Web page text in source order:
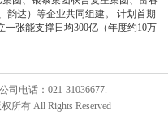
韵达）等企业共同组建。 计划首期
一张能支撑日均300亿（年度约10万
司电话：021-31036677.
所有 All Rights Reserved